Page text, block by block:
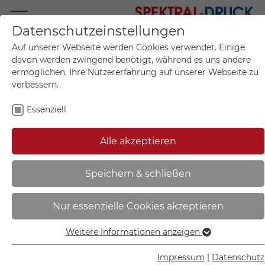
Mo.-Fr. 09:00-17:00
+49 (0)711 55 75 25
Mein Konto
Mein Warenkorb
Sie sind hier: Start
Gebotsschild | Gehör- und
Kopfschutz benutzen - 21.A7927
Datenschutzeinstellungen
Auf unserer Webseite werden Cookies verwendet. Einige
davon werden zwingend benötigt, während es uns andere
ermöglichen, Ihre Nutzererfahrung auf unserer Webseite zu
verbessern.
Essenziell
Alle akzeptieren
Speichern & schließen
Nur essenzielle Cookies akzeptieren
Essenziell
Essenzielle Cookies werden für grundlegende Funktionen
Weitere Informationen anzeigen
Impressum Datenschutz